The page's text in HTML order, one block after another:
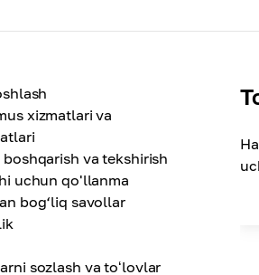
xizmatlari va
boshqarish va tekshirish
uchun qo'llanma
bog‘liq savollar
sozlash va toʻlovlar